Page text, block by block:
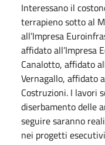
Interessano il
terrapieno sotto al
all’Impresa
affidato all’Impresa
Canalotto, affidato
Vernagallo, affidato
Costruzioni. I lavori
diserbamento delle
seguire saranno
nei progetti